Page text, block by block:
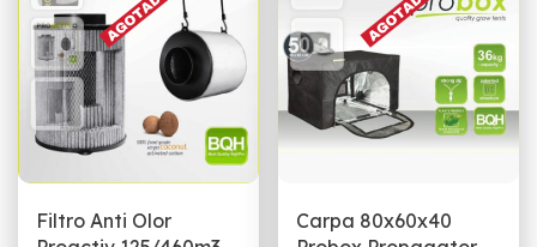
Filtro Anti Olor
Carpa 80x60x40